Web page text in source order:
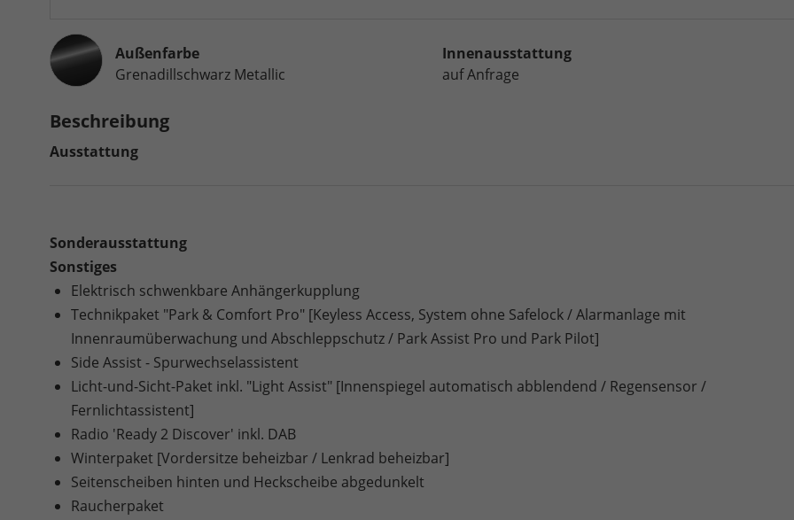
Außenfarbe
Grenadillschwarz Metallic
Innenausstattung
auf Anfrage
Beschreibung
Ausstattung
Sonderausstattung
Sonstiges
Elektrisch schwenkbare Anhängerkupplung
Technikpaket "Park & Comfort Pro" [Keyless Access, System ohne Safelock / Alarmanlage mit
Innenraumüberwachung und Abschleppschutz / Park Assist Pro und Park Pilot]
Side Assist - Spurwechselassistent
Licht-und-Sicht-Paket inkl. "Light Assist" [Innenspiegel automatisch abblendend / Regensensor /
Fernlichtassistent]
Radio 'Ready 2 Discover' inkl. DAB
Winterpaket [Vordersitze beheizbar / Lenkrad beheizbar]
Seitenscheiben hinten und Heckscheibe abgedunkelt
Raucherpaket